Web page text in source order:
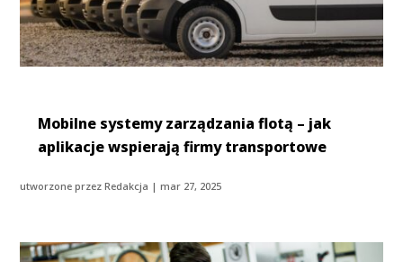
Mobilne systemy zarządzania flotą – jak
aplikacje wspierają firmy transportowe
utworzone przezRedakcja |mar 27, 2025